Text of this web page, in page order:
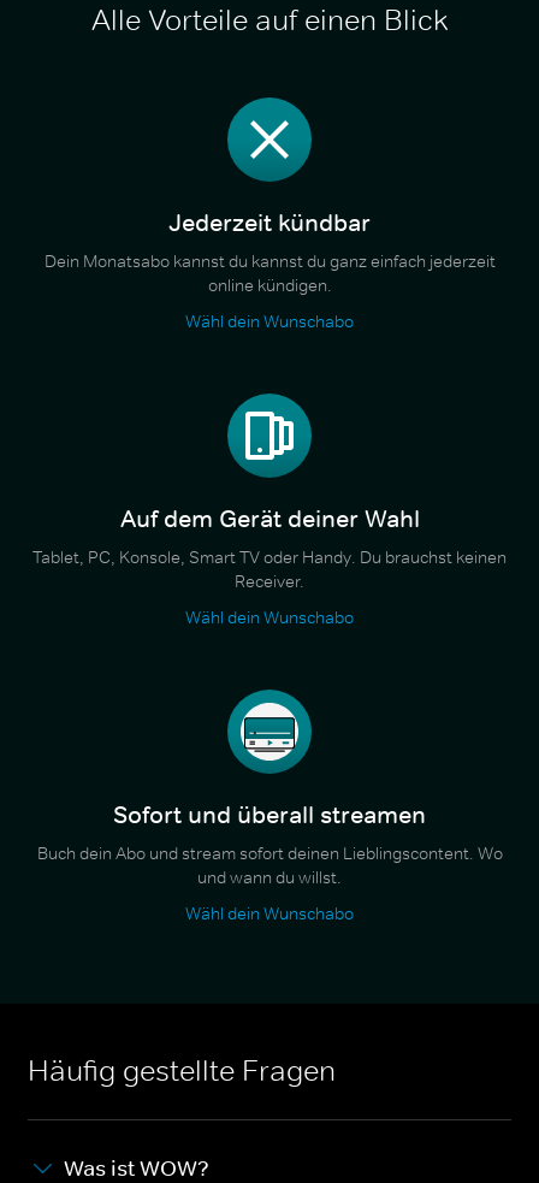
Alle Vorteile auf einen Blick
Jederzeit kündbar
Dein Monatsabo kannst du kannst du ganz einfach jederzeit
online kündigen.
Wähl dein Wunschabo
Auf dem Gerät deiner Wahl
Tablet, PC, Konsole, Smart TV oder Handy. Du brauchst keinen
Receiver.
Wähl dein Wunschabo
Sofort und überall streamen
Buch dein Abo und stream sofort deinen Lieblingscontent. Wo
und wann du willst.
Wähl dein Wunschabo
Häufig gestellte Fragen
Was ist WOW?